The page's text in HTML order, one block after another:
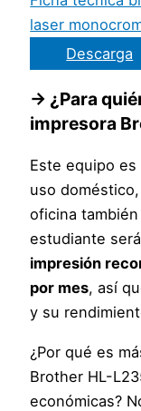
laser
Descarga
→ ¿Para
impresora
Este equipo
uso
oficina
estudiante
impresión
por mes, así
y su
¿Por qué es
Brother HL-
económicas?